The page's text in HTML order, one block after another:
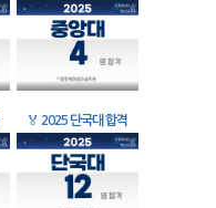
🏅 2025 단국대 합격